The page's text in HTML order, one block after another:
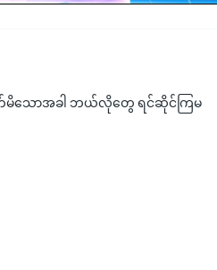
မိသောအခါ ဘယ်လိုတွေ ရင်ဆိုင်ကြမ